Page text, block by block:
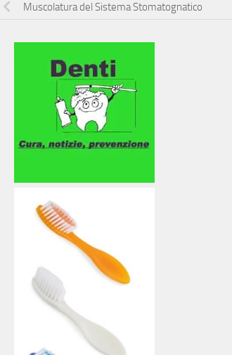
Muscolatura del Sistema Stomatognatico